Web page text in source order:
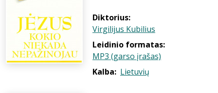
Diktorius:
Virgilijus Kubilius
Leidinio formatas:
MP3 (garso įrašas)
Kalba: Lietuvių